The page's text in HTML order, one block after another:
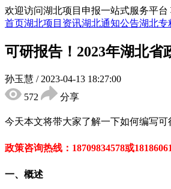
欢迎访问湖北项目申报一站式服务平台
首页湖北项目资讯湖北通知公告湖北专
可研报告！2023年湖北
孙玉慧 / 2023-04-13 18:27:00
572
分享
今天本文将带大家了解一下如何编写
政策咨询热线： 18709834578或
一、概述